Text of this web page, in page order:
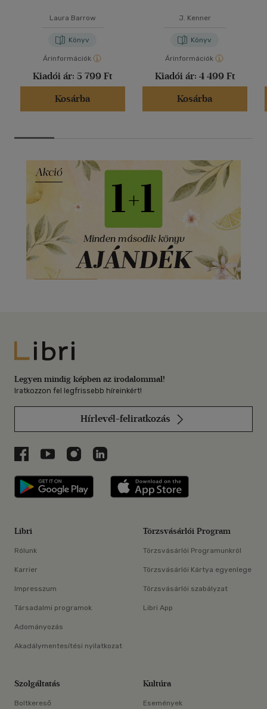
Laura Barrow
Könyv
Árinformációk
Kiadói ár: 5 799 Ft
Kosárba
J. Kenner
Könyv
Árinformációk
Kiadói ár: 4 499 Ft
Kosárba
Libri
Legyen mindig képben az irodalommal!
Iratkozzon fel legfrissebb híreinkért!
Hírlevél-feliratkozás
Libri a Facebookon
Libri a Youtube-on
Libri az Instagramon
Libri a LinkedInen
Libri applikáció Szerezd meg: Google
Libri
Rólunk
Karrier
Impresszum
Társadalmi programok
Adományozás
Akadálymentesítési nyilatkozat
Törzsvásárlói Program
Törzsvásárlói Programunkról
Törzsvásárlói Kártya egyenlege
Törzsvásárlói szabályzat
Libri App
Szolgáltatás
Boltkereső
Kultúra
Események